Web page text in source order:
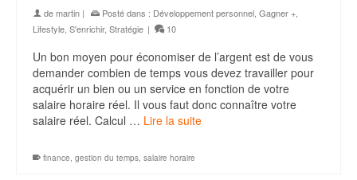
demartin | Posté dans : Développement personnel Gagner +
Lifestyle S'enrichir, Stratégie | 10
Un bon moyen pour économiser de l’argent est de vous
demander combien de temps vous devez travailler pour
acquérir un bien ou un service en fonction de votre
salaire horaire réel. Il vous faut donc connaître votre
salaire réel. Calcul … Lire la suite
finance, gestion du temps, salaire horaire